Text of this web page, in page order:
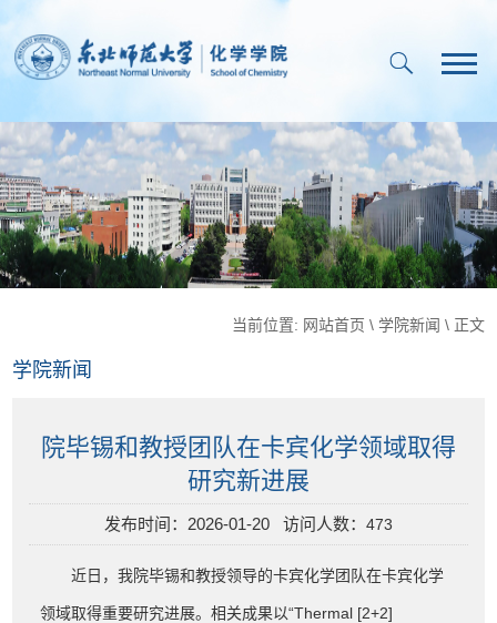
当前位置: 网站首页 \ 学院新闻 \ 正文
学院新闻
院毕锡和教授团队在卡宾化学领域取得
研究新进展
发布时间：2026-01-20 访问人数： 473
近日，我院毕锡和教授领导的卡宾化学团队在卡宾化学
领域取得重要研究进展。相关成果以“Thermal [2+2]